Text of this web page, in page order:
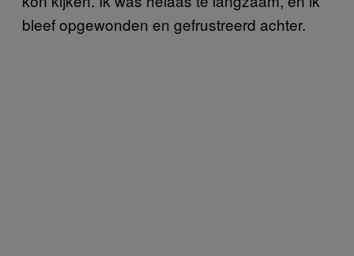
bleef opgewonden en gefrustreerd achter.